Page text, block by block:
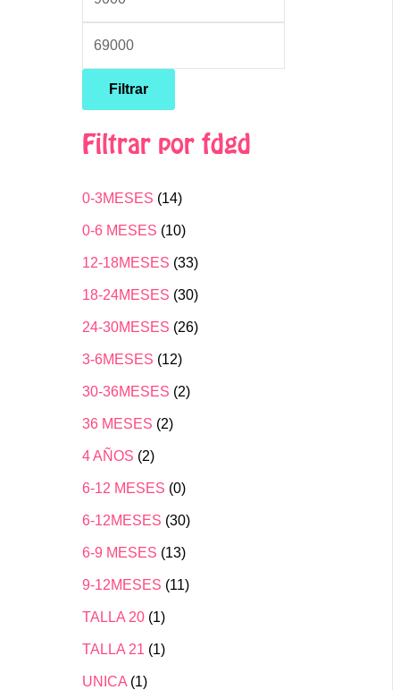
o
o
Filtrar
Filtrar por fdgd
0-3MESES (14)
0-6 MESES (10)
12-18MESES (33)
18-24MESES (30)
24-30MESES (26)
3-6MESES (12)
30-36MESES (2)
36 MESES (2)
4 AÑOS (2)
6-12 MESES (0)
6-12MESES (30)
6-9 MESES (13)
9-12MESES (11)
TALLA 20 (1)
TALLA 21 (1)
UNICA (1)